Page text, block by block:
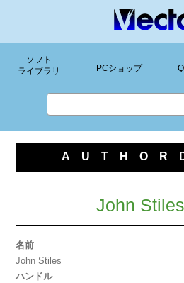
ソフト
ライブラリ
PCショップ
John
名前
John Stiles
ハンドル